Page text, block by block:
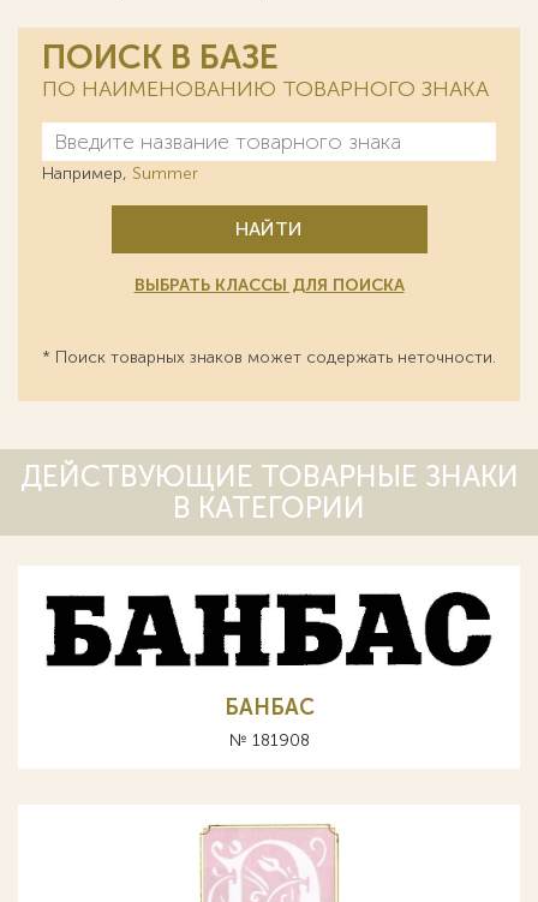
ПОИСК В БАЗЕ
ПО НАИМЕНОВАНИЮ ТОВАРНОГО ЗНАКА
Например, Summer
НАЙТИ
ВЫБРАТЬ КЛАССЫ ДЛЯ ПОИСКА
* Поиск товарных знаков может содержать неточности.
ДЕЙСТВУЮЩИЕ ТОВАРНЫЕ ЗНАКИ
В КАТЕГОРИИ
БАНБАС
№ 181908